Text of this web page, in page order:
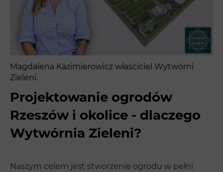
Magdalena Kazimierowicz właściciel Wytwórni
Zieleni.
Projektowanie ogrodów
Rzeszów i okolice - dlaczego
Wytwórnia Zieleni?
Naszym celem jest stworzenie ogrodu w pełni